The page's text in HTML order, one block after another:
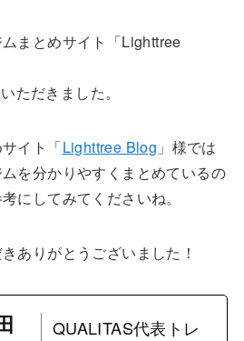
まとめサイト「Lighttree
ただきました。
イト「Lighttree Blog 」様では
を分かりやすくまとめているの
にしてみてくださいね。
ありがとうございました！
QUALITAS代表トレ